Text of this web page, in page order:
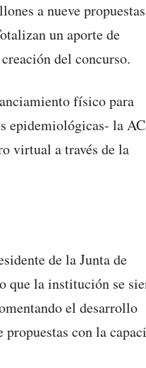
a nueve propuestas
un aporte de
del concurso.
físico para
epidemiológicas- la
virtual a través de la
de la Junta de
que la institución se
el desarrollo
con la